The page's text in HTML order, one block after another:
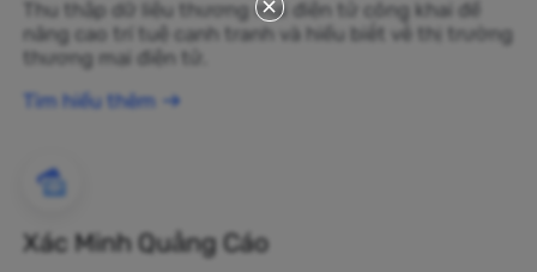
Thu thập dữ liệu thương mại điện tử công khai để
nâng cao trí tuệ cạnh tranh và hiểu biết về thị trường
thương mại điện tử.
Tìm hiểu thêm
Xác Minh Quảng Cáo